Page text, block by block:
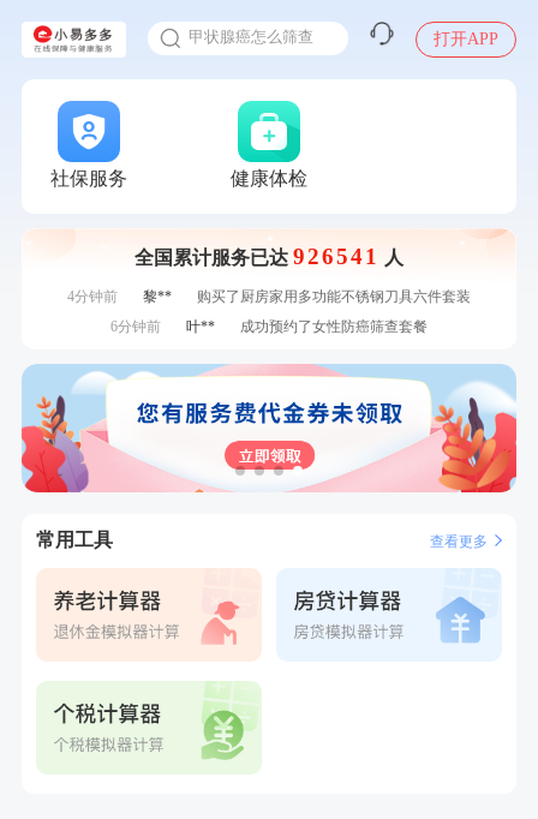
甲状腺癌怎么筛查
2025年了，给父母约个体检
入职体检在线预约
打开APP
社保服务 健康体检
全国累计服务已达 926541 人
刚刚 林**
成功预约了女性健康套餐二档
刚刚
林**
成功预约了女性健康套餐二档
刚刚
毛**
成功预约了尊享版孕前套餐（女）
刚刚
成功预约了尊享版孕前套餐（女）
毛**
购买了汤臣倍健多维男士多种维生素矿物质片1.5g*60片*2
瓶
1分钟前 毛**
购买了汤臣倍健多维男士多种维生素矿物质片1.5g*60片*2
4分钟前
林**
购买了小熊电烤箱 DKX-F10M6
4分钟前
黎**
购买了厨房家用多功能不锈钢刀具六件套装
6分钟前
叶**
成功预约了女性防癌筛查套餐
7分钟前
购买了油米有福B款
7分钟前
购买了七年五季黑咖啡速溶低脂无添加蔗糖美式咖啡粉
成功预约了女性健康套餐二档
林** 成功预约了女性健康套餐二档
常用工具 查看更多